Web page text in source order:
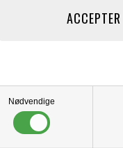
Nødvendige